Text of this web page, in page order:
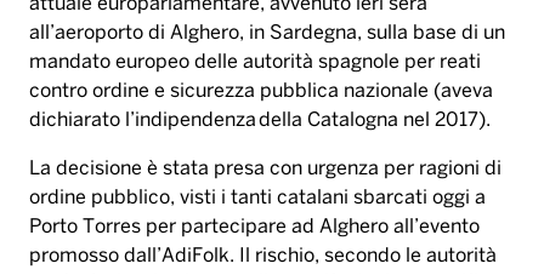
attuale europarlamentare, avvenuto ieri sera
all’aeroporto di Alghero, in Sardegna, sulla base di un
mandato europeo delle autorità spagnole per reati
contro ordine e sicurezza pubblica nazionale (aveva
dichiarato l’indipendenza della Catalogna nel 2017).
La decisione è stata presa con urgenza per ragioni di
ordine pubblico, visti i tanti catalani sbarcati oggi a
Porto Torres per partecipare ad Alghero all’evento
promosso dall’AdiFolk. Il rischio, secondo le autorità